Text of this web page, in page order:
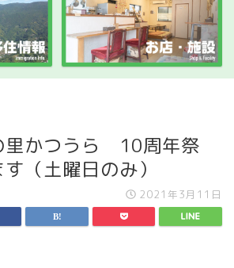
里かつうら 10周年祭
（土曜日のみ）
2021年3月11日